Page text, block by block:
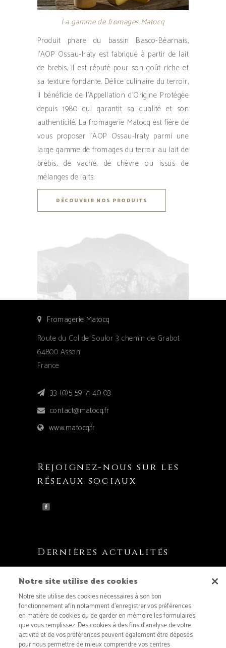
La gamme de fromages Matocq
Produit phare du bassin Basco-Béarnais,
l’AOP Ossau-Iraty est fabriqué à partir de lait
de brebis, il est réputé pour son goût riche et
sa texture fondante. Délice culinaire du terroir,
il bénéficie de l’Appellation d’Origine Protégée
depuis 1980 qui garantit sa qualité et son
authenticité. La fromagerie Matocq est fière de
vous proposer l’AOP Ossau-Iraty parmi une
large gamme de fromages du terroir au lait de
brebis, de vache, de chèvre ou issus de
mélanges de laits.
DÉCOUVRIR NOS PRODUITS
Fromagerie Matocq
Route du Col de Soulor 3 chemin de Grabot
64800 Asson
France
33 (0)5 59 71 40 03
contact@matocq.fr
www.matocq.fr
Rejoignez-nous sur les
réseaux sociaux
Dernières actualités
Regard sur l’Assemblée générale de l’AREA
15 juillet 2026
Le vélo s’invite à la fromagerie Matocq !
Notre site utilise des cookies
Notre site utilise des cookies nécessaires à son bon
fonctionnement afin notamment d’enregistrer vos préférences
en matière de cookies ou de garder en mémoire les formulaires
que vous remplissez. Des cookies à des fins d’analyse de votre
activité et de vos préférences peuvent également être déposés
pour nous permettre de mieux comprendre vos centres